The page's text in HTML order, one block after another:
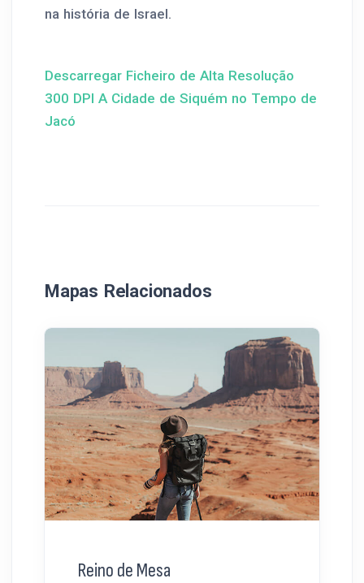
na história de Israel.
Descarregar Ficheiro de Alta Resolução
300 DPI A Cidade de Siquém no Tempo de
Jacó
Mapas Relacionados
Reino de Mesa